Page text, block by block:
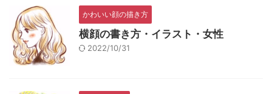
かわいい顔の描き方
横顔の書き方・イラスト・女性
2022/10/31